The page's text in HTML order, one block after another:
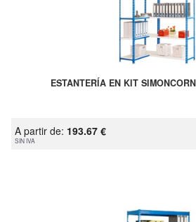
ESTANTERÍA EN KIT
A partir de: 193.67 €
SIN IVA